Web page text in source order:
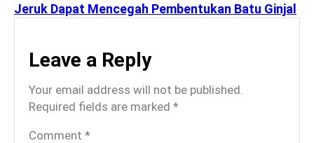
Jeruk Dapat Mencegah Pembentukan Batu Ginjal
Leave a Reply
Your email address will not be published.
Required fields are marked *
Comment *